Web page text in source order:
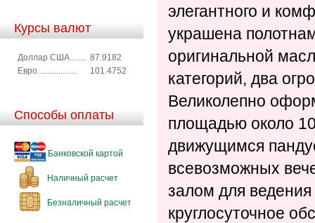
Курсы валют
Доллар США........ 87.9182
Евро...................
101.4752
Способы оплаты
Банковской картой
Наличный расчет
Безналичный расчет
элегантного и
украшена
оригинальной
категорий, два
Великолепно
площадью около
движущимся
всевозможных
залом для
круглосуточное